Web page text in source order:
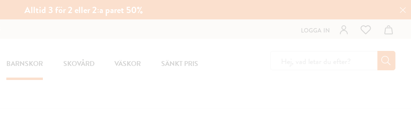
Alltid 3 för 2 eller 2:a paret 50%
LOGGA IN
BARNSKOR SKOVÅRD VÄSKOR SÄNKT PRIS